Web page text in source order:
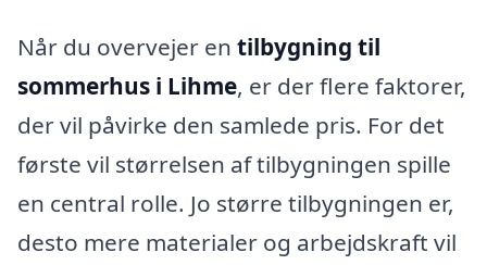
Når du overvejer en tilbygning til
sommerhus i Lihme, er der flere faktorer,
der vil påvirke den samlede pris. For det
første vil størrelsen af tilbygningen spille
en central rolle. Jo større tilbygningen er,
desto mere materialer og arbejdskraft vil